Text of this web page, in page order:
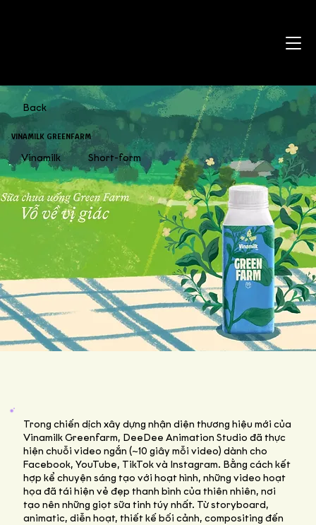
Back
VINAMILK GREENFARM
Vinamilk Short-form
Trong chiến dịch xây dựng nhận diện thương hiệu mới của
Vinamilk Greenfarm, DeeDee Animation Studio đã thực
hiện chuỗi video ngắn (~10 giây mỗi video) dành cho
Facebook, YouTube, TikTok và Instagram. Bằng cách kết
hợp kể chuyện sáng tạo với hoạt hình, những video hoạt
họa đã tái hiện vẻ đẹp thanh bình của thiên nhiên, nơi
tạo nên những giọt sữa tinh túy nhất. Từ storyboard,
animatic, diễn hoạt, thiết kế bối cảnh, compositing đến